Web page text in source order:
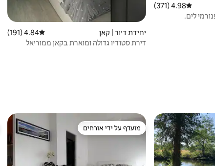
דירוג ממוצע של 4.98 מתוך 5, 371 ביקורות
4.98 (371)
לים.
יחידת דיור | קאן דירוג ממוצע של 4.84 מתוך 5, 191 ביקורות
4.84 (191)
דירת סטודיו גדולה ומוארת בקאן ממוריאל
מועדף על ידי אורחים
מועדף על ידי אורחים